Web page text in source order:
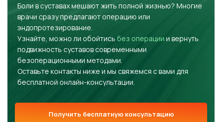
Боли в суставах мешают жить полной жизнью? Многие
врачи сразу предлагают операцию или
эндопротезирование.
Узнайте, можно ли обойтись без операции и вернуть
подвижность суставов современными
безоперационными методами.
Оставьте контакты ниже и мы свяжемся с вами для
бесплатной онлайн-консультации.
Получить бесплатную консультацию